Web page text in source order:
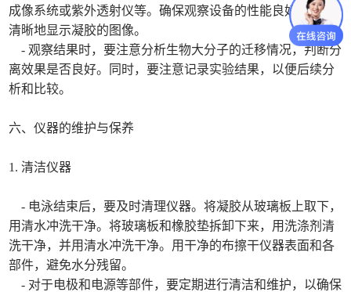
成像系统或紫外透射仪等。确保观察设备的性能良好，能够
清晰地显示凝胶的图像。
- 观察结果时，要注意分析生物大分子的迁移情况，判断分
离效果是否良好。同时，要注意记录实验结果，以便后续分
析和比较。
六、仪器的维护与保养
1. 清洁仪器
- 电泳结束后，要及时清理仪器。将凝胶从玻璃板上取下，
用清水冲洗干净。将玻璃板和橡胶垫拆卸下来，用洗涤剂清
洗干净，并用清水冲洗干净。用干净的布擦干仪器表面和各
部件，避免水分残留。
- 对于电极和电源等部件，要定期进行清洁和维护，以确保